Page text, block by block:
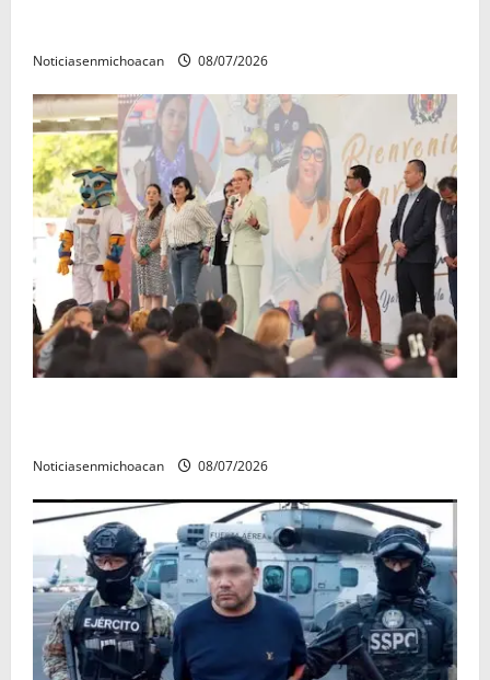
Noticiasenmichoacan 08/07/2026
Noticiasenmichoacan 08/07/2026